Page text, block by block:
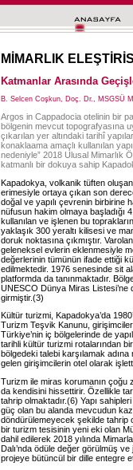
MİMARLIK ELEŞTİRİSİ
Katmanlar Arasında
B. Selcen Coşkun, Doç. Dr., MSGSÜ
Argos in Cappadocia otelinin bir
bölgenin mevcut topografyasına
çıkarılan yer altındaki tarihî
konaklaama amaçlı kullanılan
nedeniyle” 2018 Ulusal Mimarlık
katmanlı bir dokuya sahip
Kapadokya, volkanik tüften
erimesiyle ortaya çıkan son
doğal ve yapılı çevrenin birbirine
nüfusun hakim olmaya başladığı
kullanılan ve işlenen bu
yaklaşık 300 yeraltı kilisesi ve
doruk noktasına çıkmıştır.
geleneksel evlerin eklenmesiyle
değerlerinin tümünün ifade ettiği
edilmektedir. 1976 senesinde sit
platformda da tanınmaktadır.
UNESCO Dünya Miras Listesi’ne
girmiştir.(3)
Kültür turizmi, Kapadokya’da
Turizm Teşvik Kanunu,
Türkiye’nin iç bölgelerinde de
tarihli kültür turizmi rotalarından
bölgedeki talebi karşılamak
gelen girişimcilerin otel olarak
Turizm ile miras korumanın çoğu
da kendisini hissettirir. Özellikle
tahrip olmaktadır.(6) Yapı
güç olan bu alanda mevcudun
döndürülemeyecek şekilde tahrip
bir turizm tesisinin yeni eki olan
dahil edilerek 2018 yılında
Dalı’nda ödüle değer görülmüş
projeye bütüncül bir dille entegre